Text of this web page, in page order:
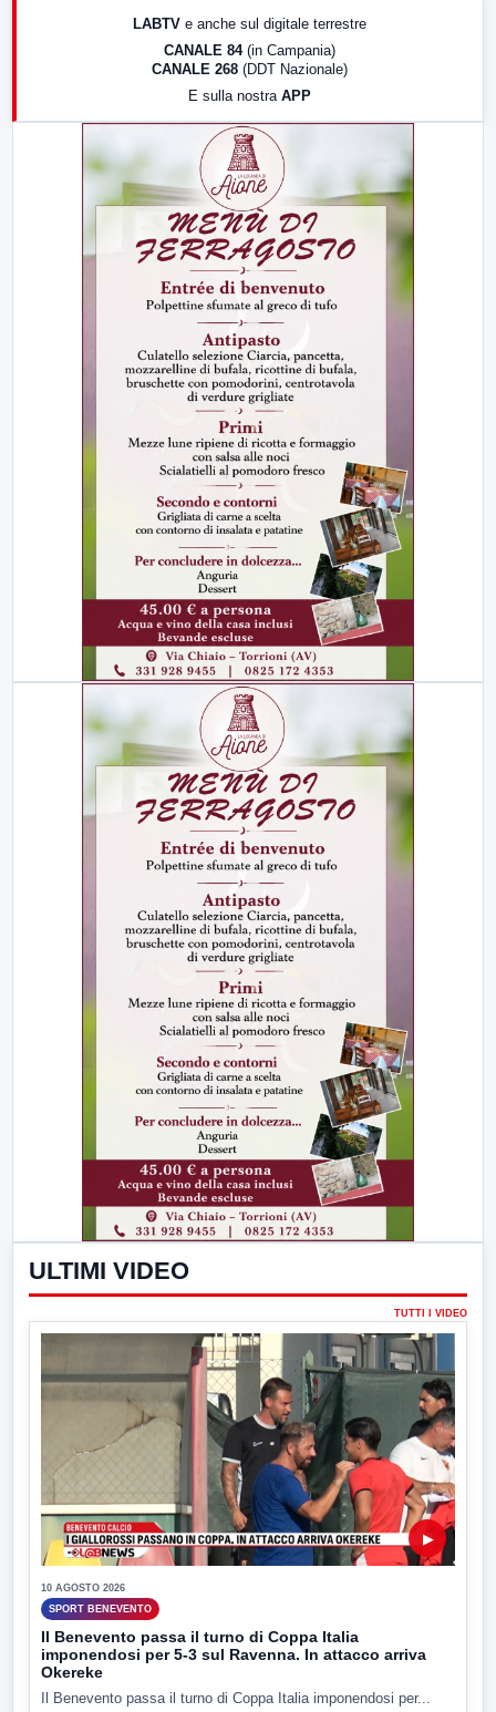
LABTV e anche sul digitale terrestre
CANALE 84 (in Campania)
CANALE 268 (DDT Nazionale)
E sulla nostra APP
ULTIMI VIDEO
TUTTI I VIDEO
▶
10 AGOSTO 2026
SPORT BENEVENTO
Il Benevento passa il turno di Coppa Italia
imponendosi per 5-3 sul Ravenna. In attacco arriva
Okereke
Il Benevento passa il turno di Coppa Italia imponendosi per...